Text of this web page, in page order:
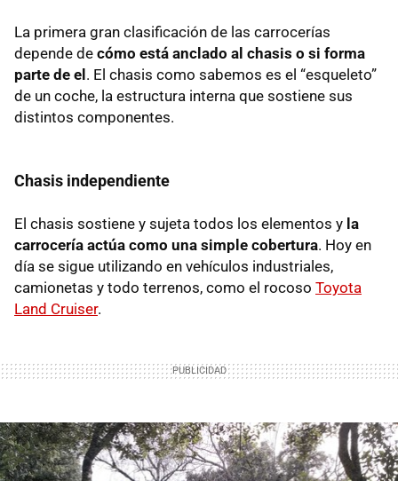
La primera gran clasificación de las carrocerías
depende de cómo está anclado al chasis o si forma
parte de el. El chasis como sabemos es el “esqueleto”
de un coche, la estructura interna que sostiene sus
distintos componentes.
Chasis independiente
El chasis sostiene y sujeta todos los elementos y la
carrocería actúa como una simple cobertura. Hoy en
día se sigue utilizando en vehículos industriales,
camionetas y todo terrenos, como el rocoso Toyota
Land Cruiser.